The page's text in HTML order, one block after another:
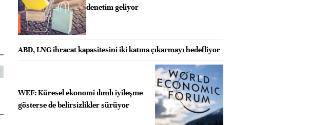
denetim geliyor
ABD, LNG ihracat kapasitesini iki katına çıkarmayı hedefliyor
WEF: Küresel ekonomi ılımlı iyileşme
gösterse de belirsizlikler sürüyor